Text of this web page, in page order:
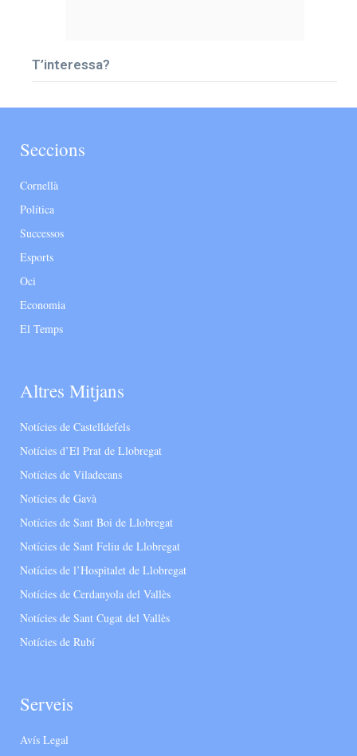
T’interessa?
Seccions
Cornellà
Política
Successos
Esports
Oci
Economia
El Temps
Altres Mitjans
Notícies de Castelldefels
Notícies d’El Prat de Llobregat
Notícies de Viladecans
Notícies de Gavà
Notícies de Sant Boi de Llobregat
Notícies de Sant Feliu de Llobregat
Notícies de l’Hospitalet de Llobregat
Notícies de Cerdanyola del Vallès
Notícies de Sant Cugat del Vallès
Notícies de Rubí
Serveis
Avís Legal